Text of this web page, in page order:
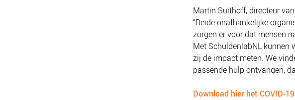
Martin Suithoff, directeur
“Beide onafhankelijke
zorgen er voor dat mensen
Met SchuldenlabNL kunnen
zij de impact meten. We
passende hulp ontvangen,
Download hier het COVID-